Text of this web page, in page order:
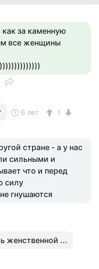
за каменную
все женщины
6 лет 1
стране - а у нас
сильными и
что и перед
силу
гнушаются
женственной ...